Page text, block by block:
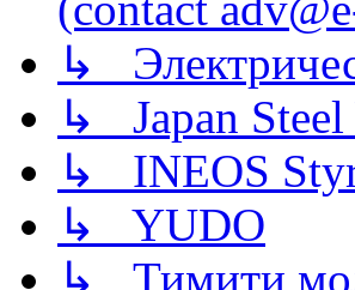
↳
↳ Japan Steel
↳ INEOS
↳ YUDO
↳ Тимити